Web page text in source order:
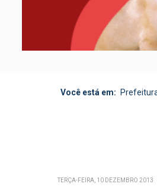
Você está em:
TERÇA-FEIRA, 10 DEZEMBRO 2013